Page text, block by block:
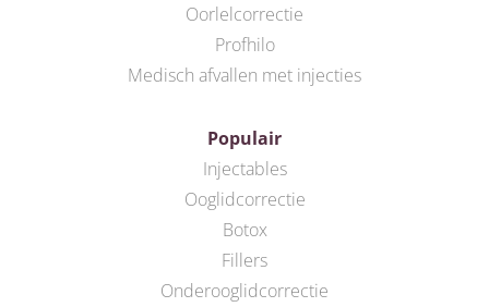
Oorlelcorrectie
Profhilo
Medisch afvallen met injecties
Populair
Injectables
Ooglidcorrectie
Botox
Fillers
Onderooglidcorrectie